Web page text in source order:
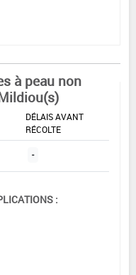
à peau non
DÉLAIS AVANT
RÉCOLTE
-
: